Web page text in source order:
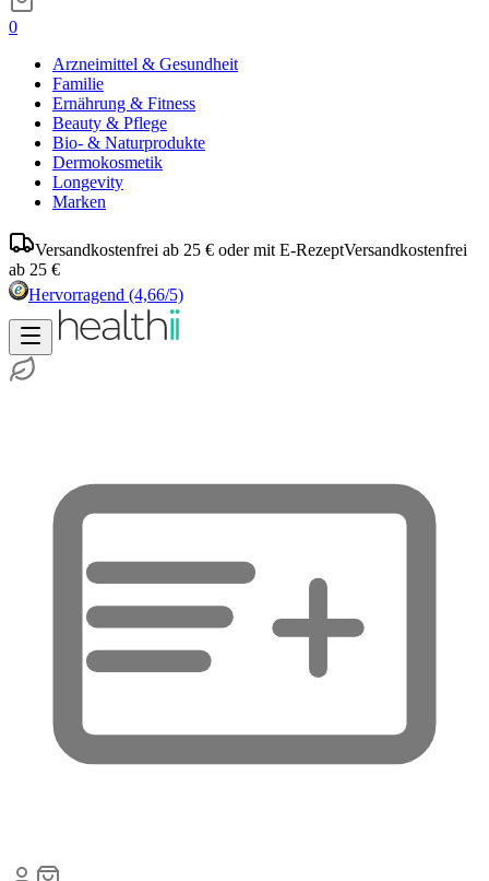
0
Arzneimittel & Gesundheit
Familie
Ernährung & Fitness
Beauty & Pflege
Bio- & Naturprodukte
Dermokosmetik
Longevity
Marken
Versandkostenfrei ab 25 € oder mit E-RezeptVersandkostenfrei
ab 25 €
Hervorragend (4,66/5)